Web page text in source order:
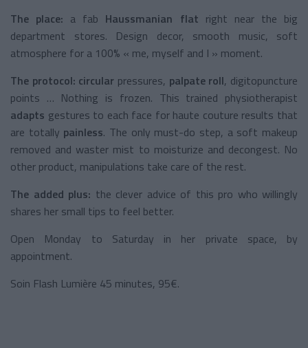
The place: a fab Haussmanian flat right near the big
department stores. Design decor, smooth music, soft
atmosphere for a 100% « me, myself and I » moment.
The protocol: circular pressures, palpate roll, digitopuncture
points … Nothing is frozen. This trained physiotherapist
adapts gestures to each face for haute couture results that
are totally painless. The only must-do step, a soft makeup
removed and waster mist to moisturize and decongest. No
other product, manipulations take care of the rest.
The added plus: the clever advice of this pro who willingly
shares her small tips to feel better.
Open Monday to Saturday in her private space, by
appointment.
Soin Flash Lumière 45 minutes, 95€.